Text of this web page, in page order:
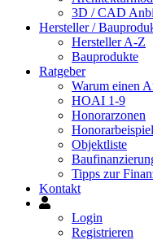
3D / CAD
Hersteller /
Hersteller A-Z
Bauprodukte
Ratgeber
Warum einen
HOAI 1-9
Honorarzonen
Honorarbeispiel
Objektliste
Tipps zur
Kontakt
Mein
KontoLogin
Registrieren